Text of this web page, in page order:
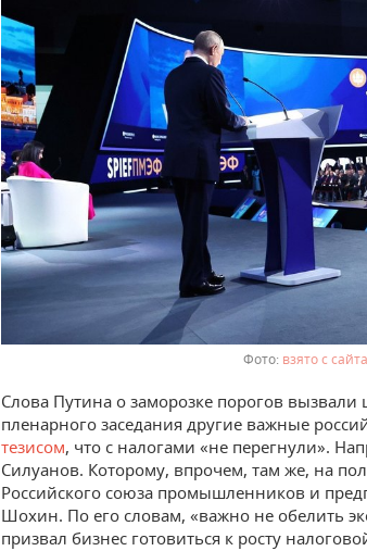
взято с
Слова Путина о заморозке порогов
пленарного заседания другие важные
тезисом, что с налогами «не перегнули».
Силуанов. Которому, впрочем, там же, на
Российского союза промышленников и
Шохин. По его словам, «важно не обелить
призвал бизнес готовиться к росту